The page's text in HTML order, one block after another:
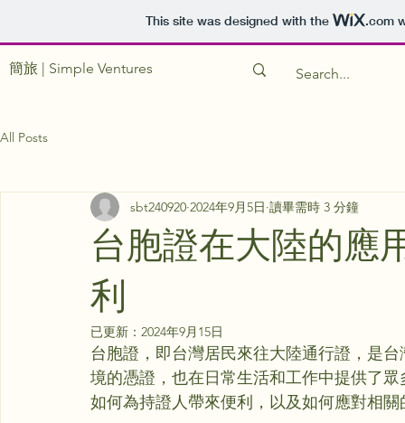
This site was designed with the .com
簡旅 | Simple Ventures
All Posts
台胞證在大陸的應
利
sbt240920 2024年9月5日 讀畢需時 3 分鐘
已更新： 2024年9月15日
台胞證，即台灣居民來往大陸通行證，是
境的憑證，也在日常生活和工作中提供了
如何為持證人帶來便利，以及如何應對相